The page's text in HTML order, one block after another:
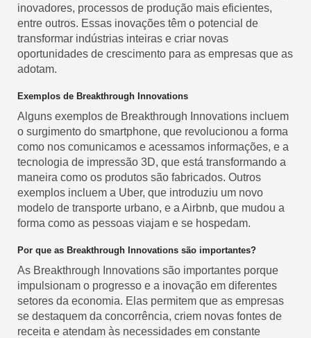
inovadores, processos de produção mais eficientes,
entre outros. Essas inovações têm o potencial de
transformar indústrias inteiras e criar novas
oportunidades de crescimento para as empresas que as
adotam.
Exemplos de Breakthrough Innovations
Alguns exemplos de Breakthrough Innovations incluem
o surgimento do smartphone, que revolucionou a forma
como nos comunicamos e acessamos informações, e a
tecnologia de impressão 3D, que está transformando a
maneira como os produtos são fabricados. Outros
exemplos incluem a Uber, que introduziu um novo
modelo de transporte urbano, e a Airbnb, que mudou a
forma como as pessoas viajam e se hospedam.
Por que as Breakthrough Innovations são importantes?
As Breakthrough Innovations são importantes porque
impulsionam o progresso e a inovação em diferentes
setores da economia. Elas permitem que as empresas
se destaquem da concorrência, criem novas fontes de
receita e atendam às necessidades em constante